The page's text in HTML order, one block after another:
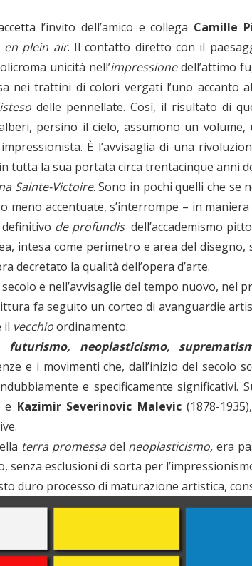
l’invito dell’amico e collega Camille
en plein air. Il contatto diretto con il
unicità nell’impressionedell’attimo
trattini di colori vergati l’uno accanto
delle pennellate. Così, il risultato di
persino il cielo, assumono un
È l’avvisaglia di una
tutta la sua portata circa trentacinque anni
Sainte-Victoire. Sono in pochi quelli che se
meno accentuate, s’interrompe – in
de profundisdell’accademismo
intesa come perimetro e area del disegno,
decretato la qualità dell’opera d’arte.
e nell’avvisaglie del tempo nuovo,
fa seguito un corteo di avanguardie
il vecchioordinamento.
futurismo, neoplasticismo,
e i movimenti che, dall’inizio del
e specificamente significativi.
e Kazimir Severinovic Malevic(1878-
terra promessadel neoplasticismo, era
esclusioni di sorta per
duro processo di maturazione artistica,